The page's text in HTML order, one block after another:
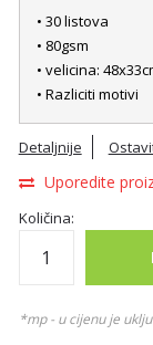
• 30 listova
• 80gsm
• velicina:
• Razliciti motivi
Detaljnije
Uporedite
Količina:
*mp - u cijenu je